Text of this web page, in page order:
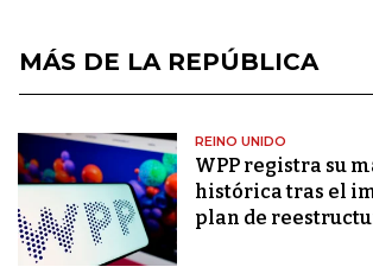
MÁS DE LA REPÚBLICA
REINO UNIDO
WPP registra su
histórica tras el
plan de